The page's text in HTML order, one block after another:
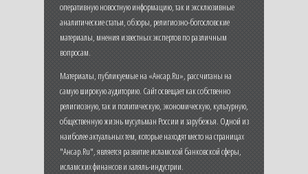
оперативную новостную информацию, так и эксклюзивные
аналитические статьи, обзоры, религиозно-богословские
материалы, мнения известных экспертов по различным
вопросам.
Материалы, публикуемые на «Ансар.Ru», рассчитаны на
самую широкую аудиторию. Сайт освещает как собственно
религиозную, так и политическую, экономическую, культурную,
общественную жизнь мусульман России и зарубежья. Одной из
наиболее актуальных тем, которые находят место на страницах
"Ансар.Ru", является развитие исламской банковской сферы,
исламских финансов и халяль-индустрии.